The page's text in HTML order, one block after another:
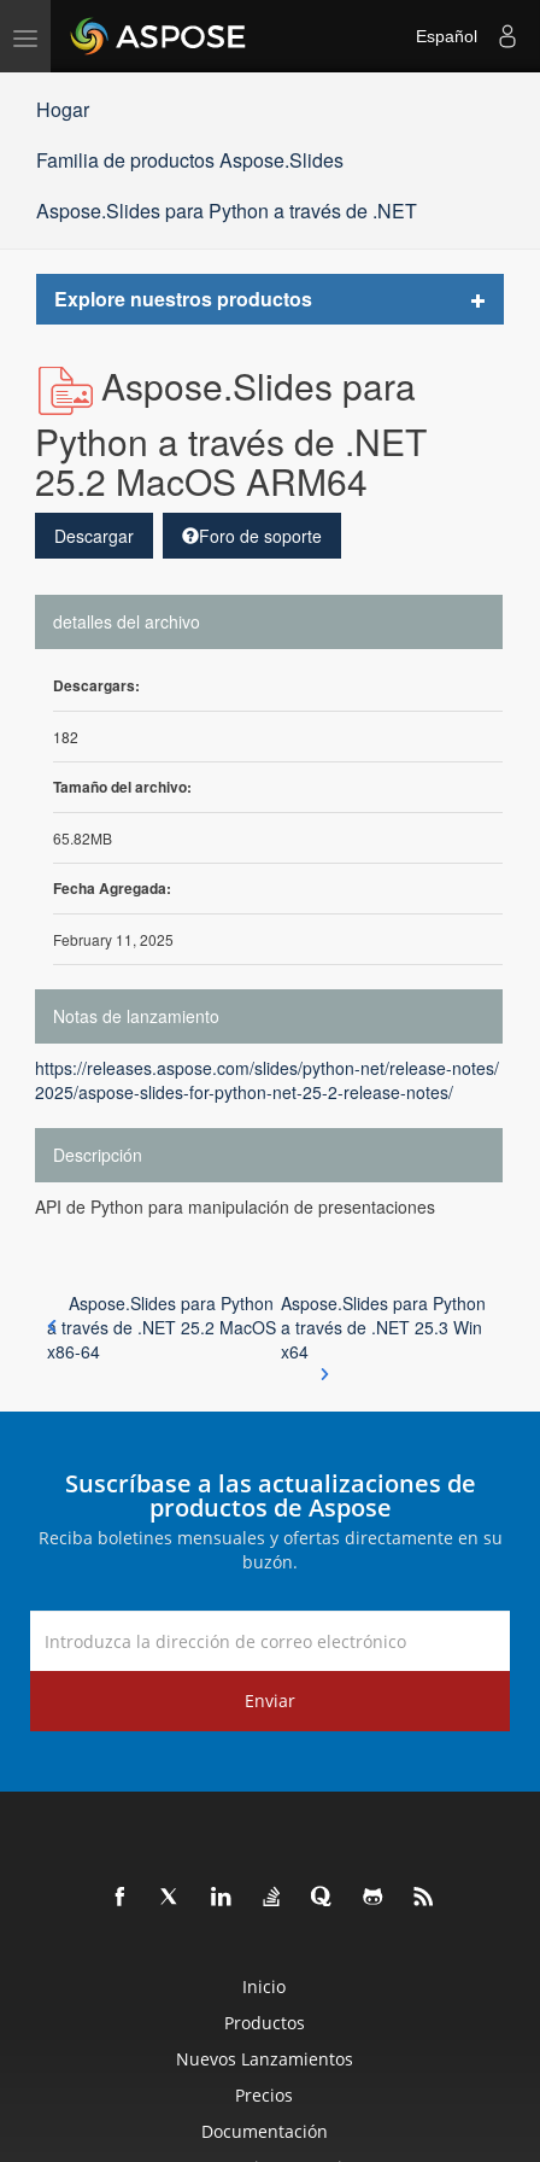
Alternar
navegación
Español
Hogar
Familia de productos Aspose.Slides
Aspose.Slides para Python a través de .NET
Explore nuestros productos
Toggle
Aspose.Slides para
Python a través de .NET
25.2 MacOS ARM64
Descargar Foro de soporte
detalles del archivo
Descargars:
182
Tamaño del archivo:
65.82MB
Fecha Agregada:
February 11, 2025
Notas de lanzamiento
https://releases.aspose.com/slides/python-net/release-notes/
2025/aspose-slides-for-python-net-25-2-release-notes/
Descripción
API de Python para manipulación de presentaciones
Aspose.Slides para Python
a través de .NET 25.2 MacOS
x86-64
Aspose.Slides para Python
a través de .NET 25.3 Win
x64
Suscríbase a las actualizaciones de
productos de Aspose
Reciba boletines mensuales y ofertas directamente en su
buzón.
Enviar
Inicio
Productos
Nuevos Lanzamientos
Precios
Documentación